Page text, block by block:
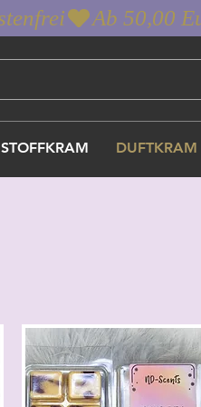
STOFFKRAM DUFTKRAM